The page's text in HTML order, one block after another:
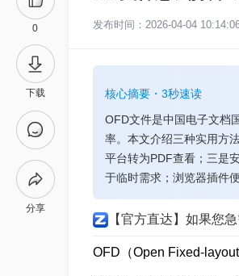
0
下载
分享
发布时间：2026-04-04
核心摘要・3秒速读
OFD文件是中国电子文档
率。本文介绍三种实用方
平台转为PDF查看；三是
于临时需求；浏览器插件
【官方直达】如果您
OFD（Open Fixed-